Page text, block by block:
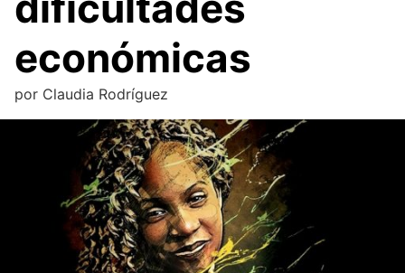
económicas
por Claudia Rodríguez